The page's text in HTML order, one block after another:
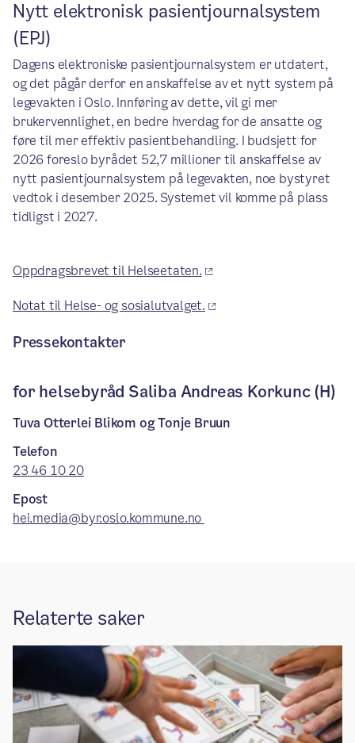
Nytt elektronisk pasientjournalsystem
(EPJ)
Dagens elektroniske pasientjournalsystem er utdatert,
og det pågår derfor en anskaffelse av et nytt system på
legevakten i Oslo. Innføring av dette, vil gi mer
brukervennlighet, en bedre hverdag for de ansatte og
føre til mer effektiv pasientbehandling. I budsjett for
2026 foreslo byrådet 52,7 millioner til anskaffelse av
nytt pasientjournalsystem på legevakten, noe bystyret
vedtok i desember 2025. Systemet vil komme på plass
tidligst i 2027.
Oppdragsbrevet til Helseetaten.
Notat til Helse- og sosialutvalget.
Pressekontakter
for helsebyråd Saliba Andreas Korkunc (H)
Tuva Otterlei Blikom og Tonje Bruun
Telefon
23 46 10 20
Epost
hei.media@byr.oslo.kommune.no
Relaterte saker